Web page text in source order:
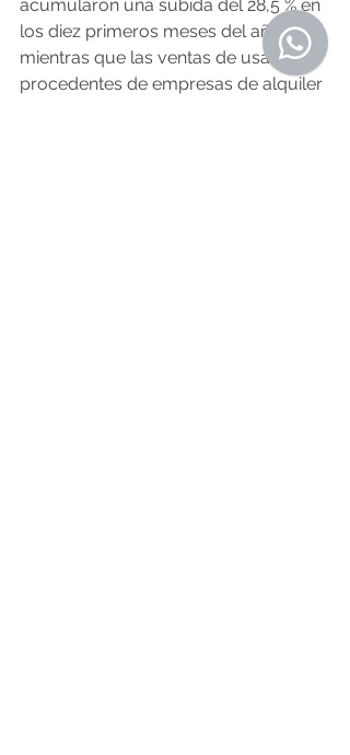
acumularon una subida del 28,5 % en
los diez primeros meses del año,
mientras que las ventas de usados
procedentes de empresas de alquiler